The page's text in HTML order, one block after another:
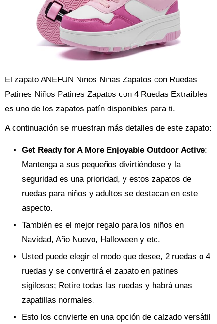
El zapato ANEFUN Niños Niñas Zapatos con Ruedas
Patines Niños Patines Zapatos con 4 Ruedas Extraíbles
es uno de los zapatos patín disponibles para ti.
A continuación se muestran más detalles de este zapato:
Get Ready for A More Enjoyable Outdoor Active:
Mantenga a sus pequeños divirtiéndose y la
seguridad es una prioridad, y estos zapatos de
ruedas para niños y adultos se destacan en este
aspecto.
También es el mejor regalo para los niños en
Navidad, Año Nuevo, Halloween y etc.
Usted puede elegir el modo que desee, 2 ruedas o 4
ruedas y se convertirá el zapato en patines
sigilosos; Retire todas las ruedas y habrá unas
zapatillas normales.
Esto los convierte en una opción de calzado versátil